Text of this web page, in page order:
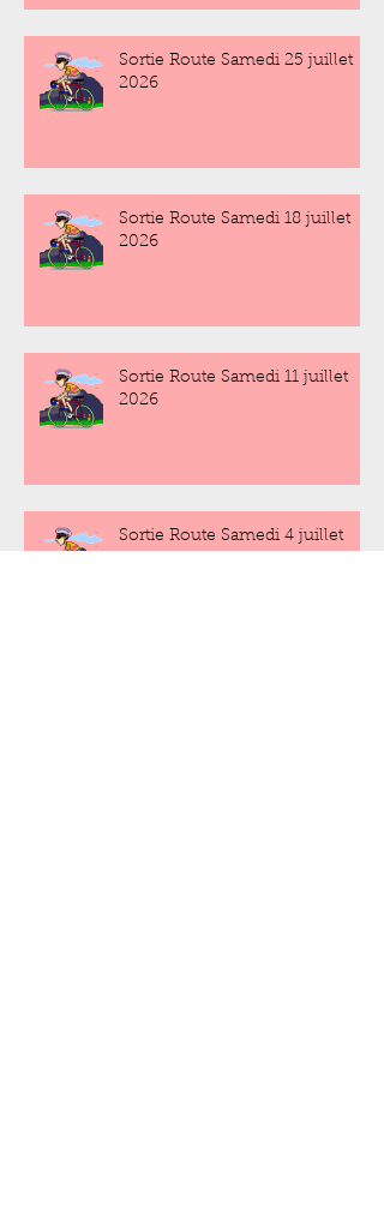
Sortie Route Samedi 25 juillet
2026
Sortie Route Samedi 18 juillet
2026
Sortie Route Samedi 11 juillet
2026
Sortie Route Samedi 4 juillet